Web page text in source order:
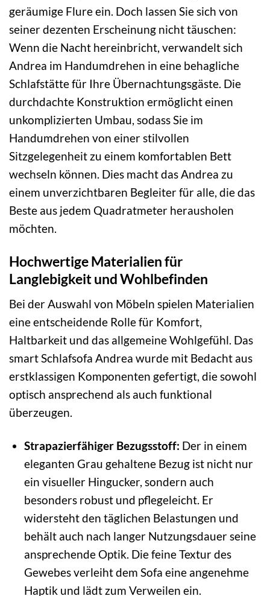
geräumige Flure ein. Doch lassen Sie sich von
seiner dezenten Erscheinung nicht täuschen:
Wenn die Nacht hereinbricht, verwandelt sich
Andrea im Handumdrehen in eine behagliche
Schlafstätte für Ihre Übernachtungsgäste. Die
durchdachte Konstruktion ermöglicht einen
unkomplizierten Umbau, sodass Sie im
Handumdrehen von einer stilvollen
Sitzgelegenheit zu einem komfortablen Bett
wechseln können. Dies macht das Andrea zu
einem unverzichtbaren Begleiter für alle, die das
Beste aus jedem Quadratmeter herausholen
möchten.
Hochwertige Materialien für
Langlebigkeit und Wohlbefinden
Bei der Auswahl von Möbeln spielen Materialien
eine entscheidende Rolle für Komfort,
Haltbarkeit und das allgemeine Wohlgefühl. Das
smart Schlafsofa Andrea wurde mit Bedacht aus
erstklassigen Komponenten gefertigt, die sowohl
optisch ansprechend als auch funktional
überzeugen.
Strapazierfähiger Bezugsstoff: Der in einem
eleganten Grau gehaltene Bezug ist nicht nur
ein visueller Hingucker, sondern auch
besonders robust und pflegeleicht. Er
widersteht den täglichen Belastungen und
behält auch nach langer Nutzungsdauer seine
ansprechende Optik. Die feine Textur des
Gewebes verleiht dem Sofa eine angenehme
Haptik und lädt zum Verweilen ein.